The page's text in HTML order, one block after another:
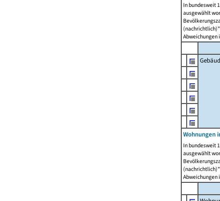
In bundesweit
ausgewählt
Abweichungen
Wohnungen
In bundesweit
ausgewählt
Abweichungen